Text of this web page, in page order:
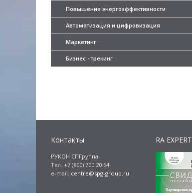
Повышение энергоэффективности
Автоматизация и цифровизация
Маркетинг
Бизнес - трекинг
Контакты
РУКОН СПГруппа
Тел. +7 (800) 700 20 64
e-mail: centre@spg-group.ru
RA EXPERT